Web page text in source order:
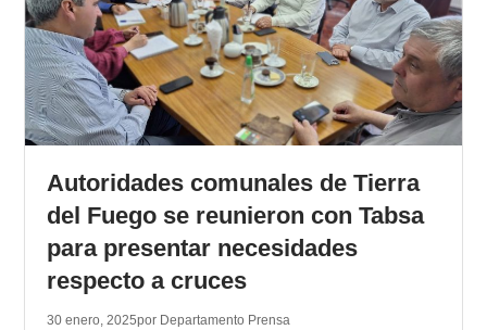
Autoridades comunales de Tierra
del Fuego se reunieron con Tabsa
para presentar necesidades
respecto a cruces
30 enero, 2025por Departamento Prensa